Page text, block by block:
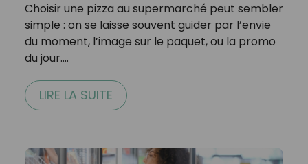
Choisir une pizza au supermarché peut sembler
simple : on se laisse souvent guider par l’envie
du moment, l’image sur le paquet, ou la promo
du jour.…
LIRE LA SUITE